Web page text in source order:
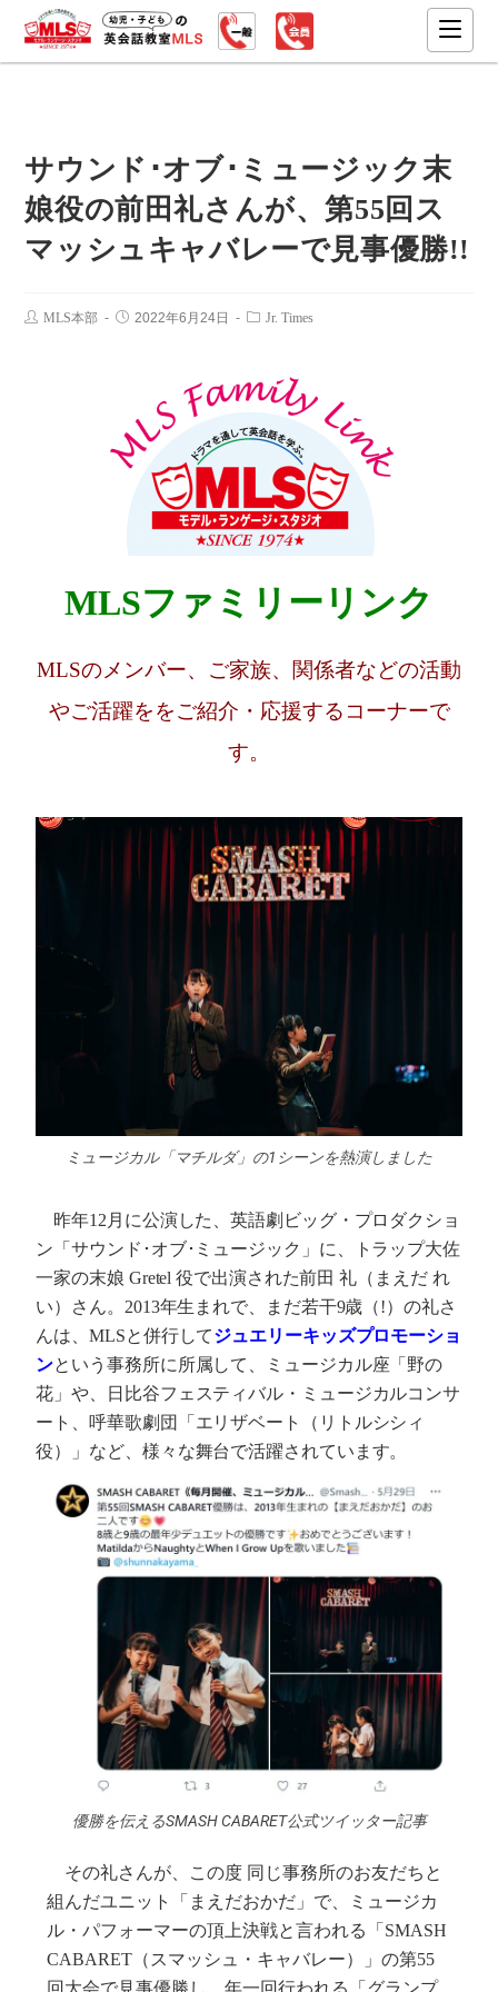
サウンド･オブ･ミュージック末
娘役の前田礼さんが、第55回ス
マッシュキャバレーで見事優勝!!
MLS本部 2022年6月24日 Jr. Times
MLSファミリーリンク
MLSのメンバー、ご家族、関係者などの活動
やご活躍ををご紹介・応援するコーナーで
す。
ミュージカル「マチルダ」の1シーンを熱演しました
昨年12月に公演した、英語劇ビッグ・プロダクショ
ン「サウンド･オブ･ミュージック」に、トラップ大佐
一家の末娘 Gretel 役で出演された前田 礼（まえだ れ
い）さん。2013年生まれで、まだ若干9歳（!）の礼さ
んは、MLSと併行してジュエリーキッズプロモーショ
ンという事務所に所属して、ミュージカル座「野の
花」や、日比谷フェスティバル・ミュージカルコンサ
ート、呼華歌劇団「エリザベート（リトルシシィ
役）」など、様々な舞台で活躍されています。
優勝を伝えるSMASH CABARET公式ツイッター記事
その礼さんが、この度 同じ事務所のお友だちと
組んだユニット「まえだおかだ」で、ミュージカ
ル・パフォーマーの頂上決戦と言われる「SMASH
CABARET（スマッシュ・キャバレー）」の第55